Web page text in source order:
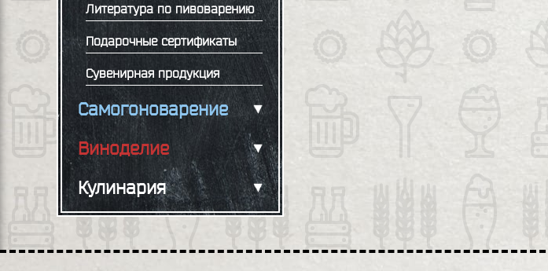
Литература по пивоварению
Подарочные сертификаты
Сувенирная продукция
Самогоноварение
Виноделие
Кулинария